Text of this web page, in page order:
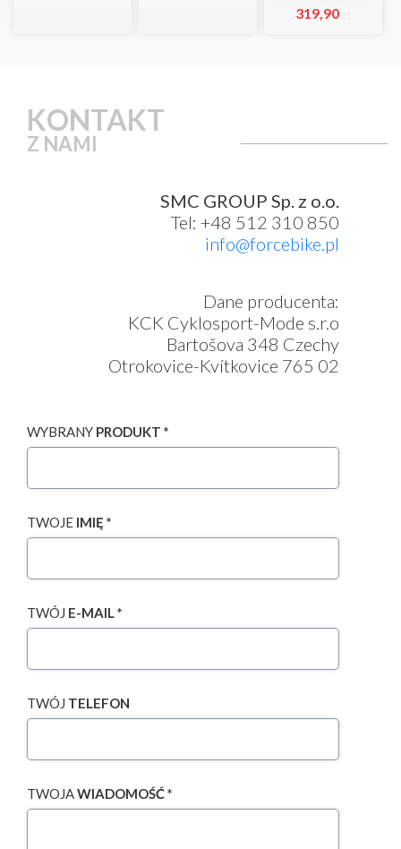
319,90
KONTAKT
Z NAMI
SMC GROUP Sp. z o.o.
Tel: +48 512 310 850
info@forcebike.pl
Dane producenta:
KCK Cyklosport-Mode s.r.o
Bartošova 348 Czechy
Otrokovice-Kvítkovice 765 02
WYBRANY PRODUKT *
TWOJE IMIĘ *
TWÓJ E-MAIL *
TWÓJ TELEFON
TWOJAWIADOMOŚĆ *